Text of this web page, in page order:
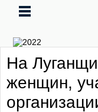
На
женщин,